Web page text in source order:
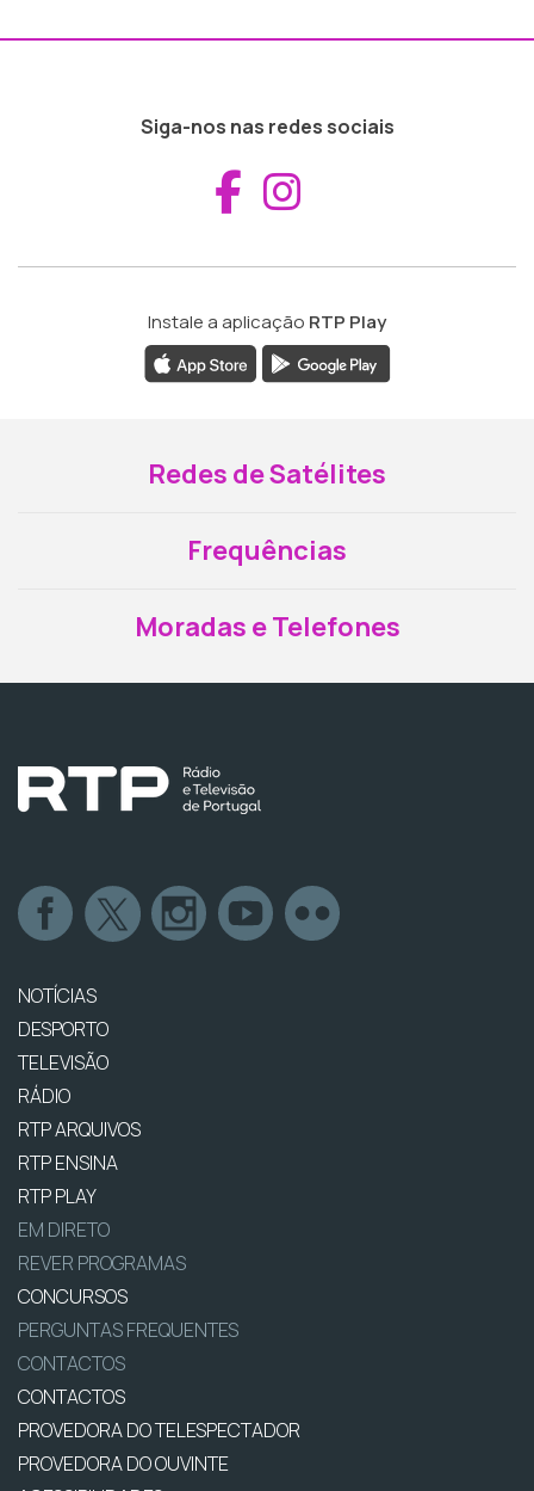
Siga-nos nas redes sociais
Aceder ao
Instale a aplicação RTP Play
Redes de Satélites
Frequências
Moradas e Telefones
NOTÍCIAS
DESPORTO
TELEVISÃO
RÁDIO
RTP ARQUIVOS
RTP ENSINA
RTP PLAY
EM DIRETO
REVER PROGRAMAS
CONCURSOS
PERGUNTAS FREQUENTES
CONTACTOS
CONTACTOS
PROVEDORA DO TELESPECTADOR
PROVEDORA DO OUVINTE